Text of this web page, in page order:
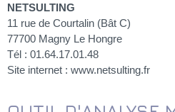
NETSULTING
11 rue de Courtalin (Bât C)
77700 Magny Le Hongre
Tél : 01.64.17.01.48
Site internet : www.netsulting.fr